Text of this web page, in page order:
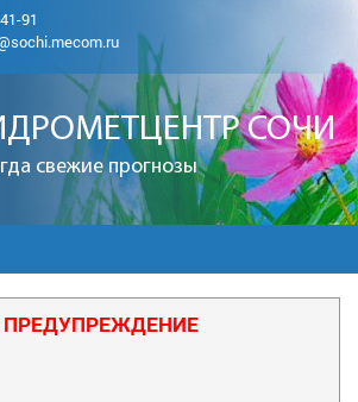
91
СОЧИ
свежие прогнозы
ПРЕДУПРЕЖДЕНИЕ